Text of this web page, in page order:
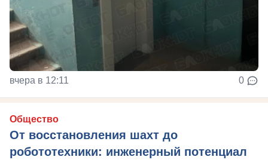
вчера в 12:11 0
Общество
От восстановления шахт до
робототехники: инженерный потенциал